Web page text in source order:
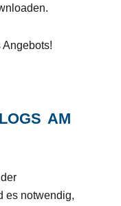
am
es notwendig,